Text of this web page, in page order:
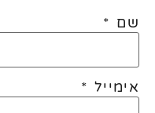
שם *
אימייל *